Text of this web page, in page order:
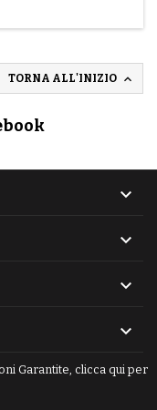
TORNA ALL'INIZIO 




Garantite, clicca qui per